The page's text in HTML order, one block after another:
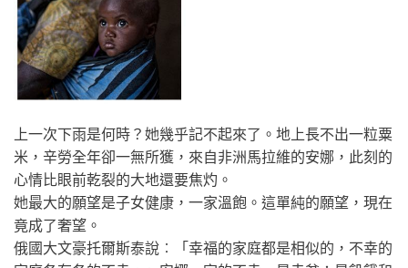
上一次下雨是何時？她幾乎記不起來了。地上長不出一粒粟
米，辛勞全年卻一無所獲，來自非洲馬拉維的安娜，此刻的
心情比眼前乾裂的大地還要焦灼。
她最大的願望是子女健康，一家溫飽。這單純的願望，現在
竟成了奢望。
俄國大文豪托爾斯泰說︰「幸福的家庭都是相似的，不幸的